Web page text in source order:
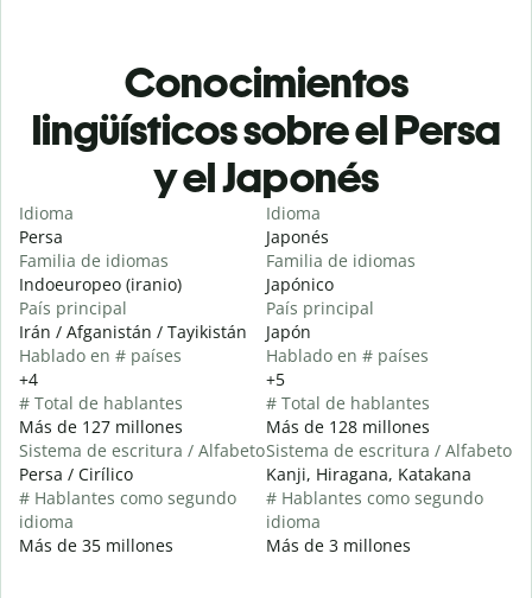
Conocimientos
lingüísticos sobre el Persa
y el Japonés
Idioma
Persa
Familia de idiomas
Indoeuropeo (iranio)
País principal
Irán / Afganistán / Tayikistán
Hablado en # países
+4
# Total de hablantes
Más de 127 millones
Sistema de escritura / Alfabeto
Persa / Cirílico
# Hablantes como segundo
idioma
Más de 35 millones
Idioma
Japonés
Familia de idiomas
Japónico
País principal
Japón
Hablado en # países
+5
# Total de hablantes
Más de 128 millones
Sistema de escritura / Alfabeto
Kanji, Hiragana, Katakana
# Hablantes como segundo
idioma
Más de 3 millones